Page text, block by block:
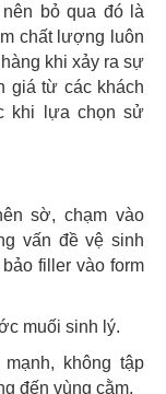
bỏ qua đó là
chất lượng luôn
khi xảy ra sự
giá từ các khách
khi lựa chọn sử
sờ, chạm vào
vấn đề vệ sinh
filler vào form
muối sinh lý.
không tập
đến vùng cằm.